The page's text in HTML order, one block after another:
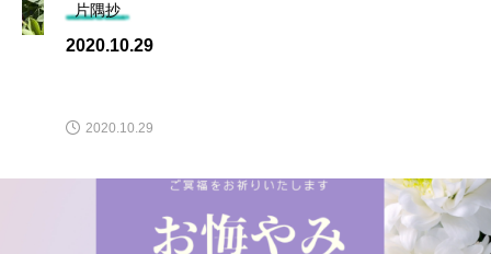
片隅抄
2020.10.29
2020.10.29